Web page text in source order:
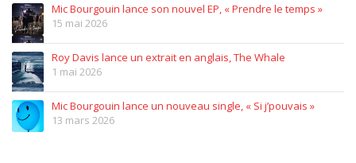
Mic Bourgouin lance son nouvel EP, « Prendre le temps »
15 mai 2026
Roy Davis lance un extrait en anglais, The Whale
1 mai 2026
Mic Bourgouin lance un nouveau single, « Si j’pouvais »
13 mars 2026